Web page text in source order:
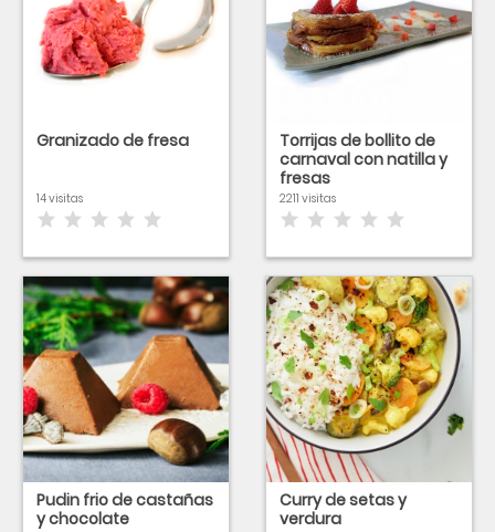
Granizado de fresa
14 visitas
Torrijas de bollito de
carnaval con natilla y
fresas
2211 visitas
Pudin frio de castañas
y chocolate
Curry de setas y
verdura